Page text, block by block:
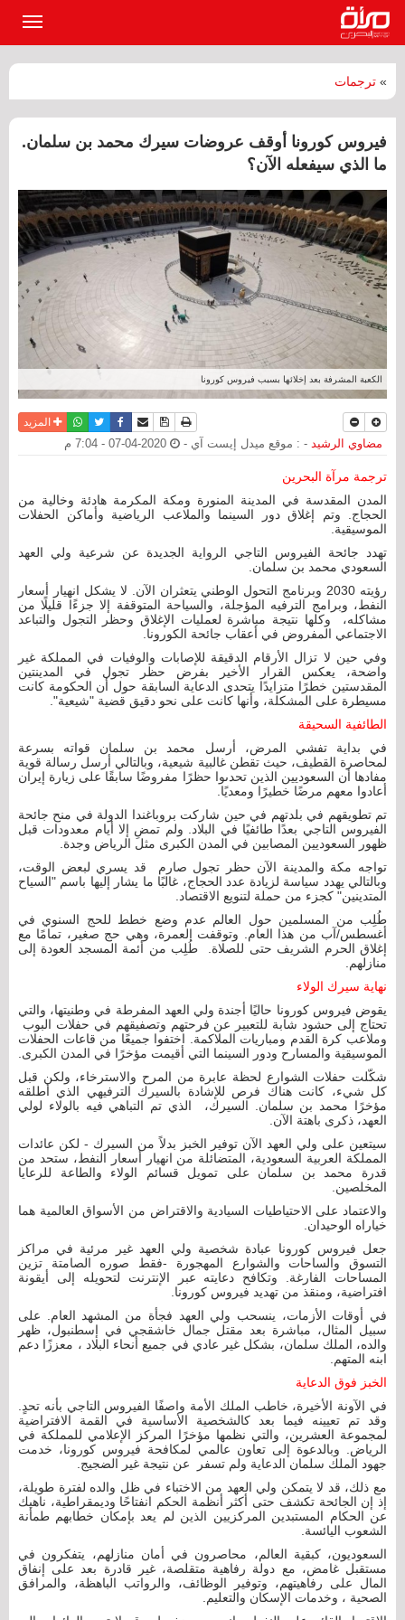
» ترجمات
فيروس كورونا أوقف عروضات سيرك محمد بن سلمان.
ما الذي سيفعله الآن؟
الكعبة المشرفة بعد إخلائها بسبب فيروس كورونا
نسخة للطباعة
حفظ الموضوع
أرسل الى صديق
فيسبوكتويترواتسابالمزيد
مضاوي الرشيد - : موقع ميدل إيست آي -
ترجمة مرآة البحرين
المدن المقدسة في المدينة المنورة ومكة المكرمة هادئة وخالية من
الحجاج. وتم إغلاق دور السينما والملاعب الرياضية وأماكن الحفلات
الموسيقية.
تهدد جائحة الفيروس التاجي الرواية الجديدة عن شرعية ولي العهد
السعودي محمد بن سلمان.
رؤيته 2030 وبرنامج التحول الوطني يتعثران الآن. لا يشكل انهيار أسعار
النفط، وبرامج الترفيه المؤجلة، والسياحة المتوقفة إلا جزءًا قليلًا من
مشاكله، وكلها نتيجة مباشرة لعمليات الإغلاق وحظر التجول والتباعد
الاجتماعي المفروض في أعقاب جائحة الكورونا.
وفي حين لا تزال الأرقام الدقيقة للإصابات والوفيات في المملكة غير
واضحة، يعكس القرار الأخير بفرض حظر تجول في المدينتين
المقدستين خطرًا متزايدًا يتحدى الدعاية السابقة حول أن الحكومة كانت
مسيطرة على المشكلة، وأنها كانت على نحو دقيق قضية "شيعية".
الطائفية السحيقة
في بداية تفشي المرض، أرسل محمد بن سلمان قواته بسرعة
لمحاصرة القطيف، حيث تقطن غالبية شيعية، وبالتالي أرسل رسالة قوية
مفادها أن السعوديين الذين تحدىوا حظرًا مفروضًا سابقًا على زيارة إيران
أعادوا معهم مرضًا خطيرًا ومعديًا.
تم تطويقهم في بلدتهم في حين شاركت بروباغندا الدولة في منح جائحة
الفيروس التاجي بعدًا طائفيًا في البلاد. ولم تمضِ إلا أيام معدودات قبل
ظهور السعوديين المصابين في المدن الكبرى مثل الرياض وجدة.
تواجه مكة والمدينة الآن حظر تجول صارم قد يسري لبعض الوقت،
وبالتالي يهدد سياسة لزيادة عدد الحجاج، غالبًا ما يشار إليها باسم "السياح
المتدينين" كجزء من حملة لتنويع الاقتصاد.
طُلِب من المسلمين حول العالم عدم وضع خطط للحج السنوي في
أغسطس/آب من هذا العام. وتوقفت العمرة، وهي حج صغير، تمامًا مع
إغلاق الحرم الشريف حتى للصلاة. طُلِب من أئمة المسجد العودة إلى
منازلهم.
نهاية سيرك الولاء
يقوض فيروس كورونا حاليًا أجندة ولي العهد المفرطة في وطنيتها، والتي
تحتاج إلى حشود شابة للتعبير عن فرحتهم وتصفيقهم في حفلات البوب ​​
وملاعب كرة القدم ومباريات الملاكمة. اختفوا جميعًا من قاعات الحفلات
الموسيقية والمسارح ودور السينما التي أقيمت مؤخرًا في المدن الكبرى.
شكّلت حفلات الشوارع لحظة عابرة من المرح والاسترخاء، ولكن قبل
كل شيء، كانت هناك فرص للإشادة بالسيرك الترفيهي الذي أطلقه
مؤخرًا محمد بن سلمان. السيرك، الذي تم التباهي فيه بالولاء لولي
العهد، ذكرى باهتة الآن.
سيتعين على ولي العهد الآن توفير الخبز بدلاً من السيرك - لكن عائدات
المملكة العربية السعودية، المتضائلة من انهيار أسعار النفط، ستحد من
قدرة محمد بن سلمان على تمويل قسائم الولاء والطاعة للرعايا
المخلصين.
والاعتماد على الاحتياطيات السيادية والاقتراض من الأسواق العالمية هما
خياراه الوحيدان.
جعل فيروس كورونا عبادة شخصية ولي العهد غير مرئية في مراكز
التسوق والساحات والشوارع المهجورة -فقط صوره الصامتة تزين
المساحات الفارغة. وتكافح دعايته عبر الإنترنت لتحويله إلى أيقونة
افتراضية، ومنقذ من تهديد فيروس كورونا.
في أوقات الأزمات، ينسحب ولي العهد فجأة من المشهد العام. على
سبيل المثال، مباشرة بعد مقتل جمال خاشقجي في إسطنبول، ظهر
والده، الملك سلمان، بشكل غير عادي في جميع أنحاء البلاد ، معززًا دعم
ابنه المتهم.
الخبز فوق الدعاية
في الآونة الأخيرة، خاطب الملك الأمة واصفًا الفيروس التاجي بأنه تحدٍ.
وقد تم تعيينه فيما بعد كالشخصية الأساسية في القمة الافتراضية
لمجموعة العشرين، والتي نظمها مؤخرًا المركز الإعلامي للمملكة في
الرياض. وبالدعوة إلى تعاون عالمي لمكافحة فيروس كورونا، خدمت
جهود الملك سلمان الدعاية ولم تسفر عن نتيجة غير الضجيج.
مع ذلك، قد لا يتمكن ولي العهد من الاختباء في ظل والده لفترة طويلة،
إذ إن الجائحة تكشف حتى أكثر أنظمة الحكم انفتاحًا وديمقراطية، ناهيك
عن الحكام المستبدين المركزيين الذين لم يعد بإمكان خطابهم طمأنة
الشعوب اليائسة.
السعوديون، كبقية العالم، محاصرون في أمان منازلهم، يتفكرون في
مستقبل غامض، مع دولة رفاهية متقلصة، غير قادرة بعد على إنفاق
المال على رفاهيتهم، وتوفير الوظائف، والرواتب الباهظة، والمرافق
الصحية ، وخدمات الإسكان والتعليم.